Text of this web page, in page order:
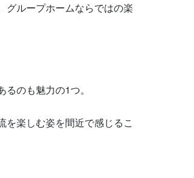
グループホームならではの楽
のも魅力の1つ。
を楽しむ姿を間近で感じるこ